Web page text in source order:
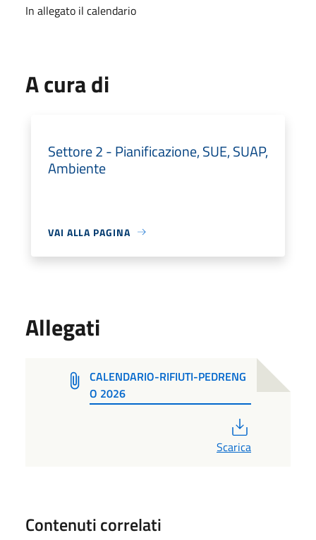
In allegato il calendario
A cura di
Settore 2 - Pianificazione, SUE, SUAP,
Ambiente
VAI ALLA PAGINA
Allegati
CALENDARIO-RIFIUTI-PEDRENG
O 2026
Scarica
Contenuti correlati